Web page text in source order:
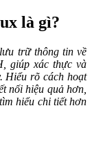
là gì?
trữ thông tin về
giúp xác thực và
Hiểu rõ cách hoạt
nối hiệu quả hơn,
tìm hiểu chi tiết hơn